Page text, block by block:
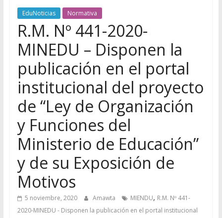
EduNoticias Normativa
R.M. Nº 441-2020-
MINEDU – Disponen la
publicación en el portal
institucional del proyecto
de “Ley de Organización
y Funciones del
Ministerio de Educación”
y de su Exposición de
Motivos
5 noviembre, 2020 Amawta MIENDU, R.M. Nº 441-
2020-MINEDU - Disponen la publicación en el portal institucional